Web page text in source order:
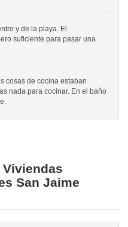
y de la playa. El
suficiente para pasar una
cosas de cocina estaban
nada para cocinar. En el baño
San Jaime